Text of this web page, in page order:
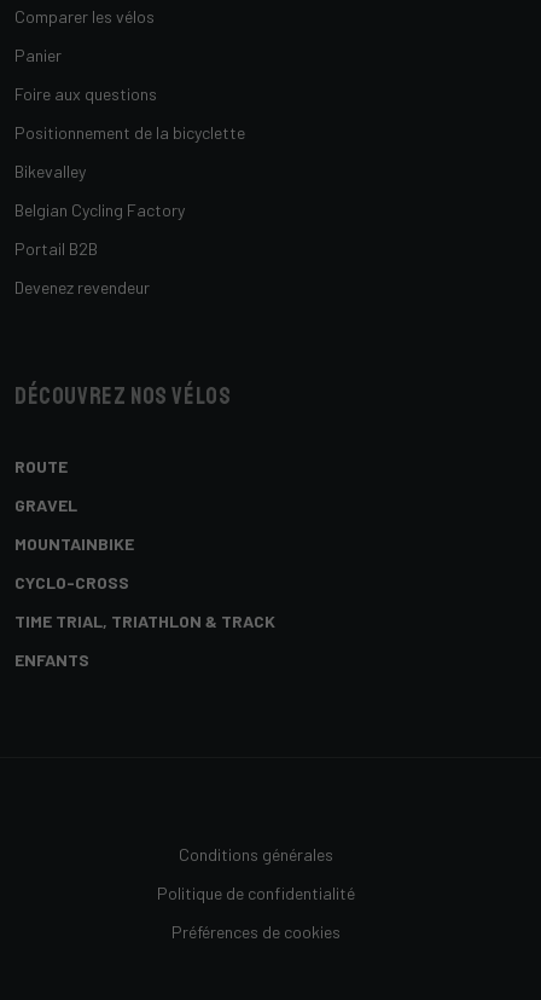
Comparer les vélos
Panier
Foire aux questions
Positionnement de la bicyclette
Bikevalley
Belgian Cycling Factory
Portail B2B
Devenez revendeur
Découvrez nos vélos
ROUTE
GRAVEL
MOUNTAINBIKE
CYCLO-CROSS
TIME TRIAL, TRIATHLON & TRACK
ENFANTS
Conditions générales
Politique de confidentialité
Préférences de cookies